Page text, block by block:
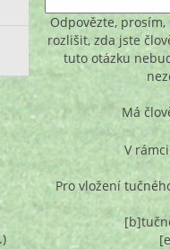
Odpovězte,
rozlišit, zda jste
tuto otázku
Má
V
Pro vložení